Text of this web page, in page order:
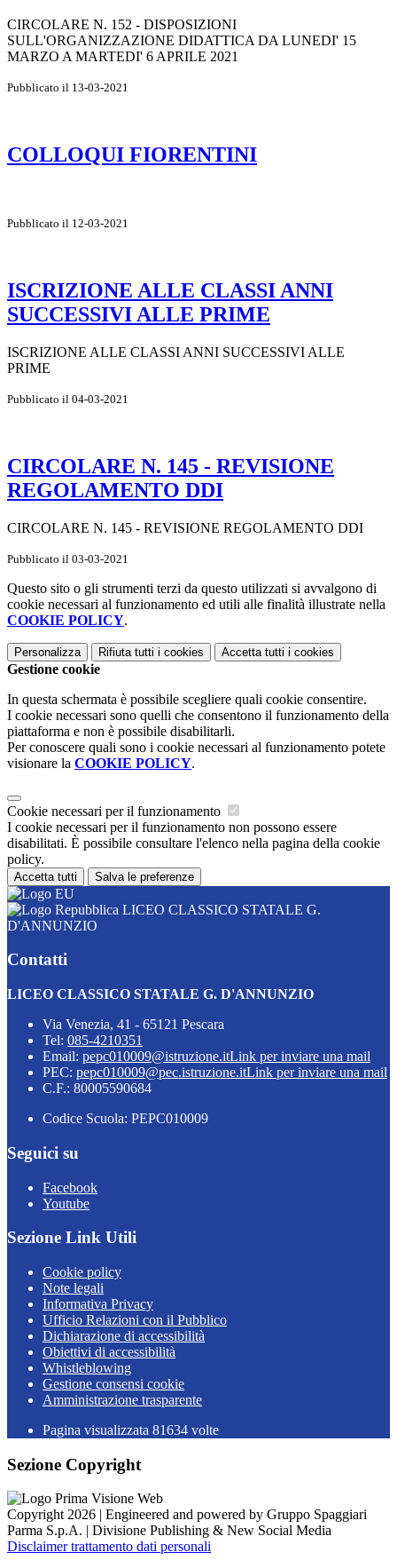
CIRCOLARE N. 152 - DISPOSIZIONI
SULL'ORGANIZZAZIONE DIDATTICA DA LUNEDI' 15
MARZO A MARTEDI' 6 APRILE 2021
Pubblicato il 13-03-2021
COLLOQUI FIORENTINI
Pubblicato il 12-03-2021
ISCRIZIONE ALLE CLASSI ANNI
SUCCESSIVI ALLE PRIME
ISCRIZIONE ALLE CLASSI ANNI SUCCESSIVI ALLE
PRIME
Pubblicato il 04-03-2021
CIRCOLARE N. 145 - REVISIONE
REGOLAMENTO DDI
CIRCOLARE N. 145 - REVISIONE REGOLAMENTO DDI
Pubblicato il 03-03-2021
Questo sito o gli strumenti terzi da questo utilizzati si avvalgono di
cookie necessari al funzionamento ed utili alle finalità illustrate nella
COOKIE POLICY.
Personalizza Rifiuta tutti i cookies Accetta tutti i cookies
Gestione cookie
In questa schermata è possibile scegliere quali cookie consentire.
I cookie necessari sono quelli che consentono il funzionamento della
piattaforma e non è possibile disabilitarli.
Per conoscere quali sono i cookie necessari al funzionamento potete
visionare la COOKIE POLICY.
Cookie necessari per il funzionamento
I cookie necessari per il funzionamento non possono essere
disabilitati. È possibile consultare l'elenco nella pagina della cookie
policy.
Accetta tutti Salva le preferenze
LICEO CLASSICO STATALE G.
D'ANNUNZIO
Contatti
LICEO CLASSICO STATALE G. D'ANNUNZIO
Via Venezia, 41 - 65121 Pescara
Tel: 085-4210351
Email: pepc010009@istruzione.itLink per inviare una mail
PEC: pepc010009@pec.istruzione.itLink per inviare una mail
C.F.: 80005590684
Codice Scuola: PEPC010009
Seguici su
Facebook
Youtube
Sezione Link Utili
Cookie policy
Note legali
Informativa Privacy
Ufficio Relazioni con il Pubblico
Dichiarazione di accessibilità
Obiettivi di accessibilità
Whistleblowing
Gestione consensi cookie
Amministrazione trasparente
Pagina visualizzata 81634 volte
Sezione Copyright
Copyright 2026 | Engineered and powered by Gruppo Spaggiari
Parma S.p.A. | Divisione Publishing & New Social Media
Disclaimer trattamento dati personali